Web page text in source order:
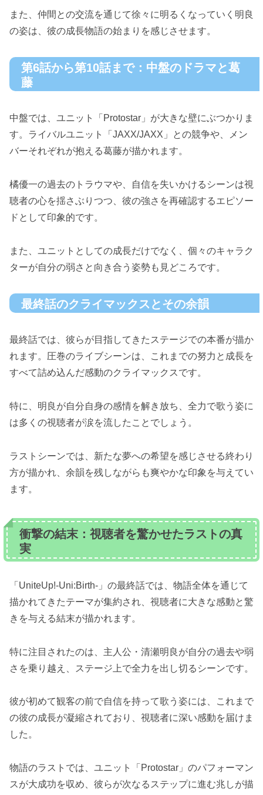
また、仲間との交流を通じて徐々に明るくなっていく明良
の姿は、彼の成長物語の始まりを感じさせます。
第6話から第10話まで：中盤のドラマと葛
藤
中盤では、ユニット「Protostar」が大きな壁にぶつかりま
す。ライバルユニット「JAXX/JAXX」との競争や、メン
バーそれぞれが抱える葛藤が描かれます。
橘優一の過去のトラウマや、自信を失いかけるシーンは視
聴者の心を揺さぶりつつ、彼の強さを再確認するエピソー
ドとして印象的です。
また、ユニットとしての成長だけでなく、個々のキャラク
ターが自分の弱さと向き合う姿勢も見どころです。
最終話のクライマックスとその余韻
最終話では、彼らが目指してきたステージでの本番が描か
れます。圧巻のライブシーンは、これまでの努力と成長を
すべて詰め込んだ感動のクライマックスです。
特に、明良が自分自身の感情を解き放ち、全力で歌う姿に
は多くの視聴者が涙を流したことでしょう。
ラストシーンでは、新たな夢への希望を感じさせる終わり
方が描かれ、余韻を残しながらも爽やかな印象を与えてい
ます。
衝撃の結末：視聴者を驚かせたラストの真
実
「UniteUp!-Uni:Birth-」の最終話では、物語全体を通じて
描かれてきたテーマが集約され、視聴者に大きな感動と驚
きを与える結末が描かれます。
特に注目されたのは、主人公・清瀬明良が自分の過去や弱
さを乗り越え、ステージ上で全力を出し切るシーンです。
彼が初めて観客の前で自信を持って歌う姿には、これまで
の彼の成長が凝縮されており、視聴者に深い感動を届けま
した。
物語のラストでは、ユニット「Protostar」のパフォーマン
スが大成功を収め、彼らが次なるステップに進む兆しが描